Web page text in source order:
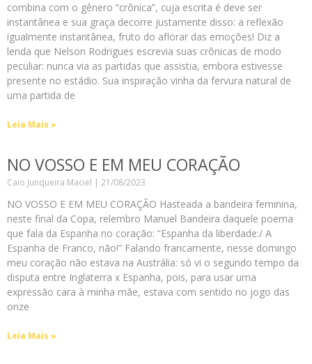
combina com o gênero “crônica”, cuja escrita é deve ser
instantânea e sua graça decorre justamente disso: a reflexão
igualmente instantânea, fruto do aflorar das emoções! Diz a
lenda que Nelson Rodrigues escrevia suas crônicas de modo
peculiar: nunca via as partidas que assistia, embora estivesse
presente no estádio. Sua inspiração vinha da fervura natural de
uma partida de
Leia Mais »
NO VOSSO E EM MEU CORAÇÃO
Caio Junqueira Maciel 21/08/2023
NO VOSSO E EM MEU CORAÇÃO Hasteada a bandeira feminina,
neste final da Copa, relembro Manuel Bandeira daquele poema
que fala da Espanha no coração: “Espanha da liberdade:/ A
Espanha de Franco, não!” Falando francamente, nesse domingo
meu coração não estava na Austrália: só vi o segundo tempo da
disputa entre Inglaterra x Espanha, pois, para usar uma
expressão cara à minha mãe, estava com sentido no jogo das
onze
Leia Mais »